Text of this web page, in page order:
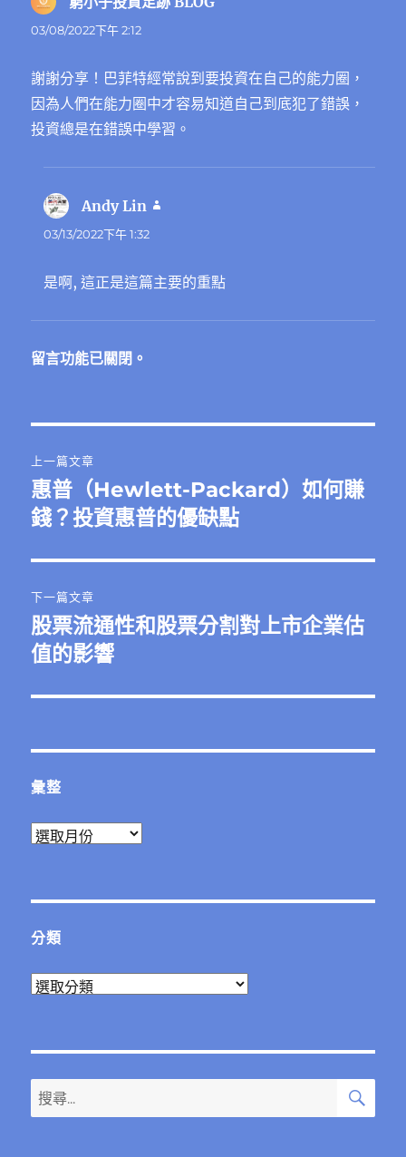
03/08/2022下午 2:12
謝謝分享！巴菲特經常說到要投資在自己的能力圈，
因為人們在能力圈中才容易知道自己到底犯了錯誤，
投資總是在錯誤中學習。
Andy Lin
03/13/2022下午 1:32
是啊, 這正是這篇主要的重點
留言功能已關閉。
章
導
覽
上一篇文章
上
一
文
章:
惠普（Hewlett-Packard）如何賺
錢？投資惠普的優缺點
下一篇文章
下
一
文
股票流通性和股票分割對上市企業估
值的影響
彙整
彙
分類
分
搜
尋
搜